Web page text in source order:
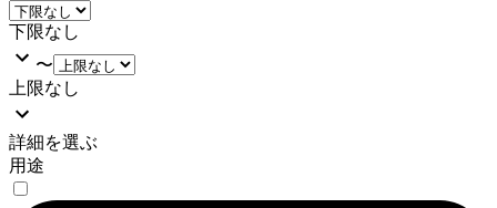
下限なし
〜
上限なし
詳細を選ぶ
用途